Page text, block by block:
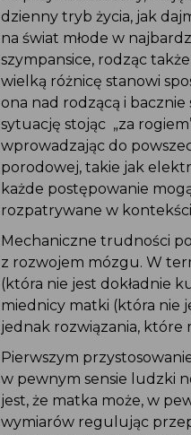
dzienny tryb życia, jak
na świat młode w
szympansice, rodząc
wielką różnicę stanowi
ona nad rodzącą i
sytuację stojąc „za
wprowadzając do
porodowej, takie jak
każde postępowanie
rozpatrywane w
Mechaniczne trudności
z rozwojem mózgu. W
(która nie jest dokładnie
miednicy matki (która nie
jednak rozwiązania, które
Pierwszym
w pewnym sensie ludzki
jest, że matka może, w
wymiarów regulując